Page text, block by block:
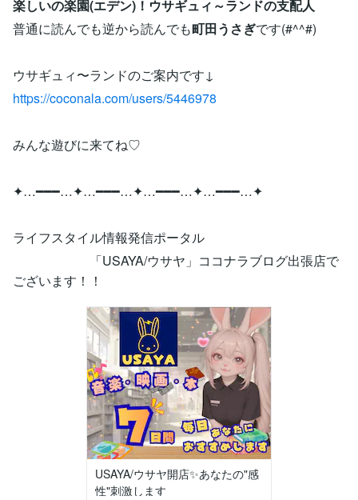
楽しいの楽園(エデン)！ウサギュィ～ランドの支配人
普通に読んでも逆から読んでも町田うさぎです(#^^#)
ウサギュィ〜ランドのご案内です↓
https://coconala.com/users/5446978
みんな遊びに来てね♡
✦…━━━…✦…━━━…✦…━━━…✦…━━━…✦
ライフスタイル情報発信ポータル
「USAYA/ウサヤ」ココナラブログ出張店で
ございます！！
USAYA/ウサヤ開店✨あなたの"感
性"刺激します